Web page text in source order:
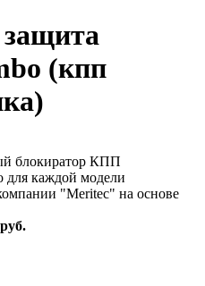
(кпп
блокиратор КПП
для каждой модели
"Meritec" на основе